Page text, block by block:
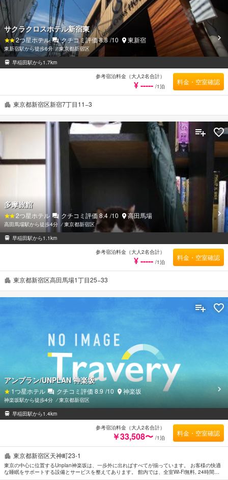
東京都新宿区新宿7丁目11−3
サクラクロスホテル新宿東
2つ星ホテル クチコミ評価8.8 /10 東新宿
東新宿駅から徒歩6分 ⁄東京都新宿区
早稲田駅から1.7km
参考宿泊料金（大人2名合計）
¥ ----- /1泊
料金・空室確認
東京都新宿区高田馬場1丁目25−33
多摩旅館
2つ星ホテル クチコミ評価8.4 /10 高田馬場
高田馬場駅から徒歩4分 ⁄東京都新宿区
早稲田駅から1.1km
参考宿泊料金（大人2名合計）
¥ ----- /1泊
料金・空室確認
東京都新宿区天神町23-1
東京の中心に位置するUnplan神楽坂は、一歩外に出ればすべてが揃っています。 お客様の快適
な睡眠をサポートする設備とサービスを整えてあります。 館内では、全室Wi-Fi無料, 24時間セ
キュリティ, 清掃（毎日）, コインランドリー, ポケットWi-Fiレンタルなどの設備・サービスを多
アンプラン/UNPLAN 神楽坂
1つ星ホテル クチコミ評価8.9 /10 神楽坂
神楽坂駅から徒歩4分 ⁄東京都新宿区
早稲田駅から1.4km
参考宿泊料金（大人2名合計）
￥33,508〜 /1泊
料金・空室確認